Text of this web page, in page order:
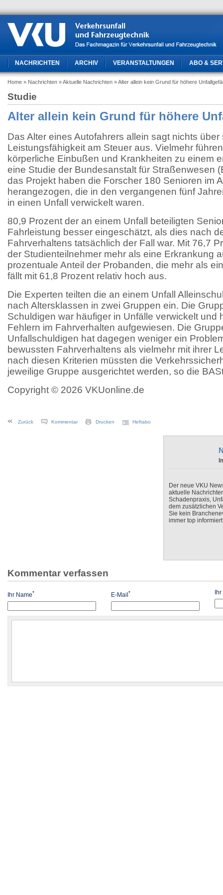
NACHRICHTEN ARCHIV VERANSTALTUNGEN ABO &
Home » Nachrichten » Aktuelle Nachrichten » Alter allein kein Grund für höhere
Studie
Alter allein kein Grund für höhere
Das Alter eines Autofahrers allein sagt nichts über
Leistungsfähigkeit am Steuer aus. Vielmehr
körperliche Einbußen und Krankheiten zu einem
eine Studie der Bundesanstalt für Straßenwesen
das Projekt haben die Forscher 180 Senioren im
herangezogen, die in den vergangenen fünf
in einen Unfall verwickelt waren.
80,9 Prozent der an einem Unfall beteiligten
Fahrleistung besser eingeschätzt, als dies nach
Fahrverhaltens tatsächlich der Fall war. Mit 76,7
der Studienteilnehmer mehr als eine Erkrankung
prozentuale Anteil der Probanden, die mehr als
fällt mit 61,8 Prozent relativ hoch aus.
Die Experten teilten die an einem Unfall
nach Altersklassen in zwei Gruppen ein. Die
Schuldigen war häufiger in Unfälle verwickelt und
Fehlern im Fahrverhalten aufgewiesen. Die
Unfallschuldigen hat dagegen weniger ein
bewussten Fahrverhaltens als vielmehr mit ihrer
nach diesen Kriterien müssten die
jeweilige Gruppe ausgerichtet werden, so die
Copyright © 2026 VKUonline.de
Zurück Kommentar Drucken Heftabo
Der neue VKU
aktuelle
Schadenpraxis,
dem zusätzlichen
Sie kein
immer top
Kommentar verfassen
Ihr Name* E-Mail *